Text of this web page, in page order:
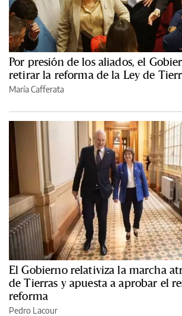
Por presión de los aliados, el
retirar la reforma de la Ley de
María Cafferata
El Gobierno relativiza la marcha
de Tierras y apuesta a aprobar el
reforma
Pedro Lacour